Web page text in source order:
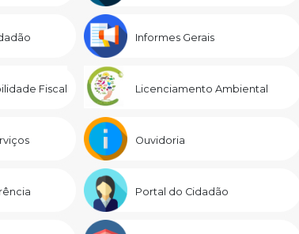
Informes Gerais
Fiscal Licenciamento Ambiental
Ouvidoria
Portal do Cidadão